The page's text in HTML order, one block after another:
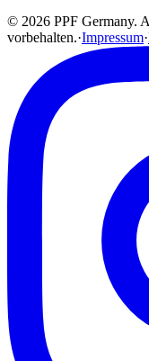
© 2026 PPF Germany.
vorbehalten.·Impressum·